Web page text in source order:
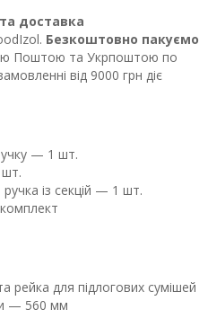
доставка
Безкоштовно пакуємо
Поштою та Укрпоштою по
від 9000 грн діє
— 1 шт.
ручка із секцій — 1 шт.
рейка для підлогових сумішей
— 560 мм